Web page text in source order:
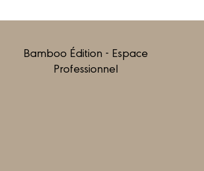
Bamboo Édition - Espace
Professionnel